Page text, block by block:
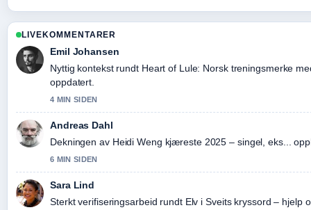
LIVEKOMMENTARER
Emil Johansen
Nyttig kontekst rundt Heart of Lule: Norsk treningsmerke
oppdatert.
4 MIN SIDEN
Andreas Dahl
Dekningen av Heidi Weng kjæreste 2025 – singel, eks...
6 MIN SIDEN
Sara Lind
Sterkt verifiseringsarbeid rundt Elv i Sveits kryssord – hjelp